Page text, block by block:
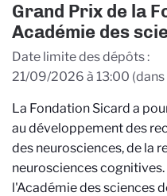
Grand Prix de la
Académie des
Date limite des dépôts
21/09/2026 à 13:00
La Fondation Sicard a
au développement des
des neurosciences, de la
neurosciences
l'Académie des sciences